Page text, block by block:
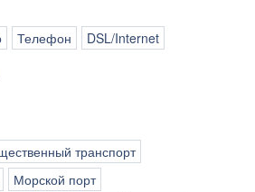
Телефон DSL/Internet
транспорт
Морской порт